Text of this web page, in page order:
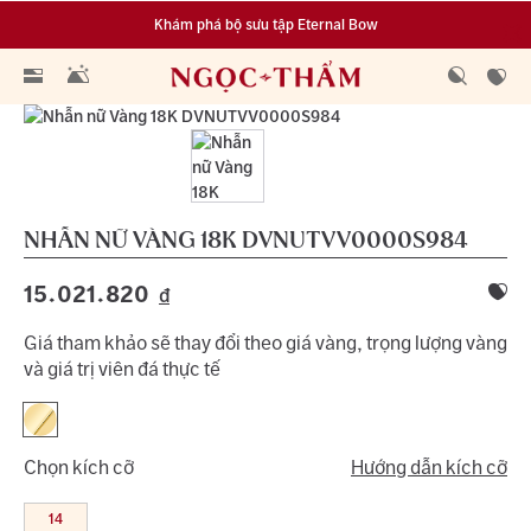
Khám phá bộ sưu tập Eternal Bow
Đa dạng lựa chọn tích luỹ từ 0.1 chỉ vàng 999.9
NHẪN NỮ VÀNG 18K DVNUTVV0000S984
15.021.820 đ
Giá tham khảo sẽ thay đổi theo giá vàng, trọng lượng vàng
và giá trị viên đá thực tế
Chọn kích cỡ Hướng dẫn kích cỡ
14